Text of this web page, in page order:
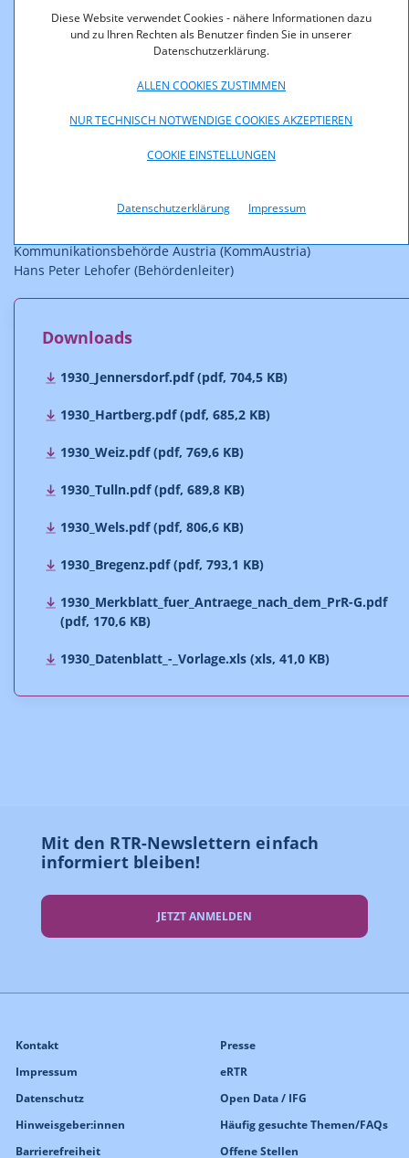
Diese Website verwendet Cookies - nähere Informationen dazu
und zu Ihren Rechten als Benutzer finden Sie in unserer
Datenschutzerklärung.
ALLEN COOKIES ZUSTIMMEN
NUR TECHNISCH NOTWENDIGE COOKIES AKZEPTIEREN
COOKIE EINSTELLUNGEN
Datenschutzerklärung Impressum
Eine Beschreibung der ausgeschriebenen
Übertragungskapazitäten, einschließlich der
kennzeichnenden Merkmale der Funkanlagen sowie ein
Antragsunterlagen, sind auf der
werden auf Anforderung (brigitte.hohenecker@rtr.at, Fax:
Wien, am 3. Mai 2002
Kommunikationsbehörde Austria (KommAustria)
Hans Peter Lehofer (Behördenleiter)
Downloads
1930_Jennersdorf.pdf (pdf, 704,5 KB)
1930_Hartberg.pdf (pdf, 685,2 KB)
1930_Weiz.pdf (pdf, 769,6 KB)
1930_Tulln.pdf (pdf, 689,8 KB)
1930_Wels.pdf (pdf, 806,6 KB)
1930_Bregenz.pdf (pdf, 793,1 KB)
1930_Merkblatt_fuer_Antraege_nach_dem_PrR-G.pdf
(pdf, 170,6 KB)
1930_Datenblatt_-_Vorlage.xls (xls, 41,0 KB)
Mit den RTR-Newslettern einfach
informiert bleiben!
JETZT ANMELDEN
Kontakt
Impressum
Datenschutz
Hinweisgeber:innen
Barrierefreiheit
Presse
eRTR
Open Data / IFG
Häufig gesuchte Themen/FAQs
Offene Stellen